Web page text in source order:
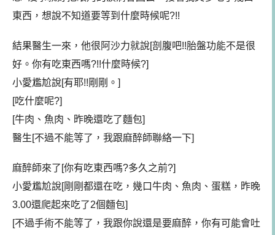
東西，想說不知道要等到什麼時候呢?!!
結果醫生一來，他很阿沙力就說[剖腹吧!!胎盤功能不是很
好。你有吃東西嗎?!!什麼時候?]
小愛尷尬說[有耶!!剛剛。]
[吃什麼呢?]
[牛肉、魚肉、昨晚還吃了麵包]
醫生[不過不能等了，我跟麻醉師聯絡一下]
麻醉師來了[你有吃東西嗎?多久之前?]
小愛尷尬說[剛剛都還在吃，幾口牛肉、魚肉、蛋糕，昨晚
3.00還爬起來吃了2個麵包]
[不過手術不能等了，我跟你說還是要麻醉，你有可能會吐